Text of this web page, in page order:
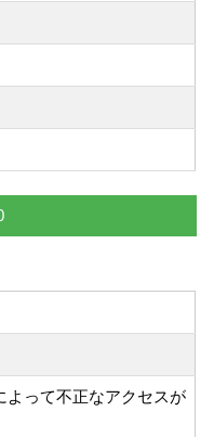
よって不正なアクセスが